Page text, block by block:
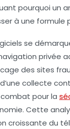
pourquoi un
à une formule
se
privée
des sites
collecte
combat pour la
Cette
croissante du